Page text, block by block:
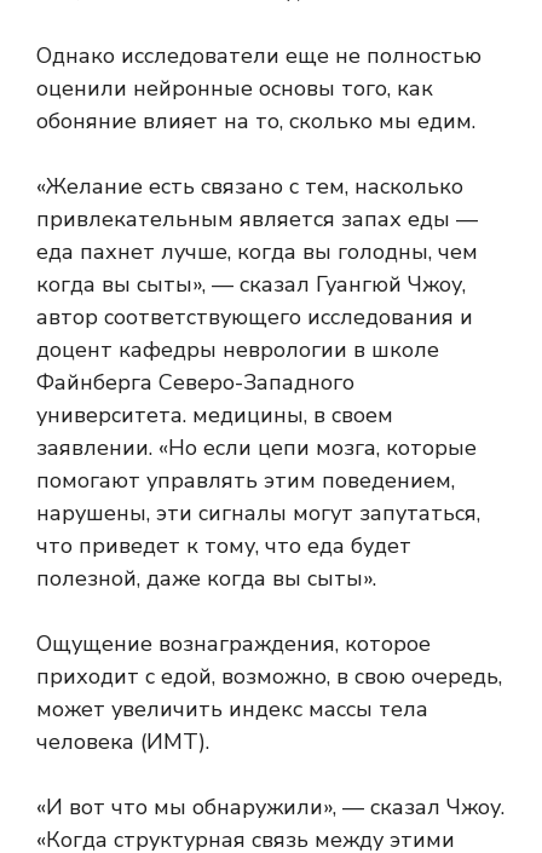
Однако исследователи еще не полностью
оценили нейронные основы того, как
обоняние влияет на то, сколько мы едим.
«Желание есть связано с тем, насколько
привлекательным является запах еды —
еда пахнет лучше, когда вы голодны, чем
когда вы сыты», — сказал Гуангюй Чжоу,
автор соответствующего исследования и
доцент кафедры неврологии в школе
Файнберга Северо-Западного
университета. медицины, в своем
заявлении. «Но если цепи мозга, которые
помогают управлять этим поведением,
нарушены, эти сигналы могут запутаться,
что приведет к тому, что еда будет
полезной, даже когда вы сыты».
Ощущение вознаграждения, которое
приходит с едой, возможно, в свою очередь,
может увеличить индекс массы тела
человека (ИМТ).
«И вот что мы обнаружили», — сказал Чжоу.
«Когда структурная связь между этими